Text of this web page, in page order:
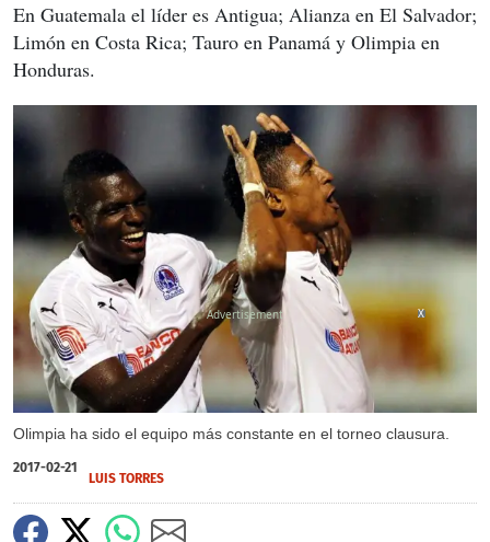
En Guatemala el líder es Antigua; Alianza en El Salvador;
Limón en Costa Rica; Tauro en Panamá y Olimpia en
Honduras.
Olimpia ha sido el equipo más constante en el torneo clausura.
X
2017-02-21
LUIS TORRES